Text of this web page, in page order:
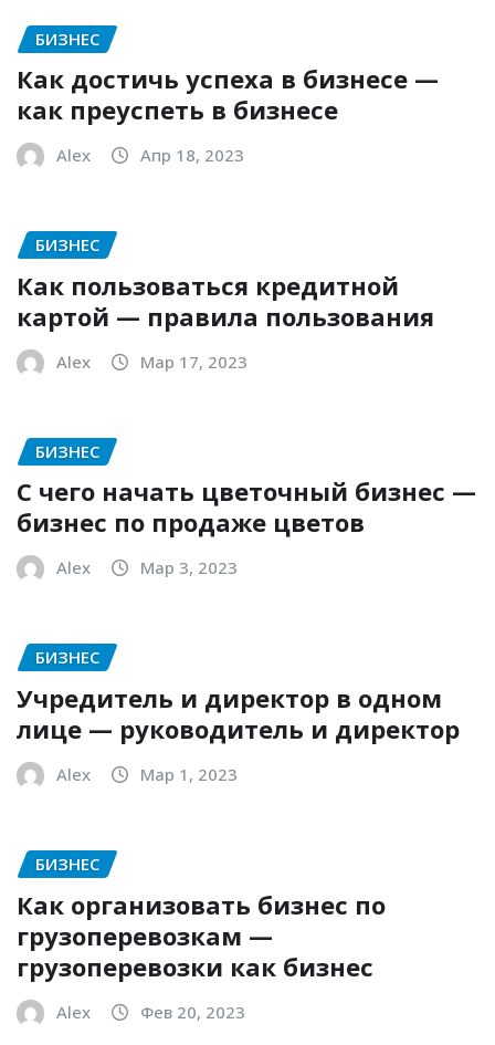
БИЗНЕС
Как достичь успеха в бизнесе —
как преуспеть в бизнесе
Alex Апр 18, 2023
БИЗНЕС
Как пользоваться кредитной
картой — правила пользования
Alex Мар 17, 2023
БИЗНЕС
С чего начать цветочный бизнес —
бизнес по продаже цветов
Alex Мар 3, 2023
БИЗНЕС
Учредитель и директор в одном
лице — руководитель и директор
Alex Мар 1, 2023
БИЗНЕС
Как организовать бизнес по
грузоперевозкам —
грузоперевозки как бизнес
Alex Фев 20, 2023